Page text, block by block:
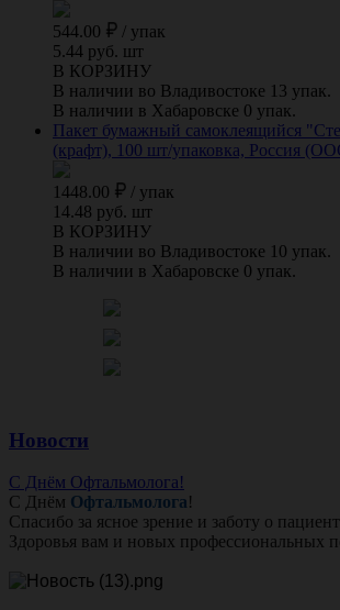
544.00 / упак
5.44 руб. шт
В КОРЗИНУ
В наличии во Владивостоке 13 упак.
В наличии в Хабаровске 0 упак.
Пакет бумажный самоклеящийся
(крафт), 100 шт/упаковка, Россия
1448.00 / упак
14.48 руб. шт
В КОРЗИНУ
В наличии во Владивостоке 10 упак.
В наличии в Хабаровске 0 упак.
Новости
С Днём Офтальмолога!
С Днём Офтальмолога!
Спасибо за ясное зрение и заботу о
Здоровья вам и новых профессиональных